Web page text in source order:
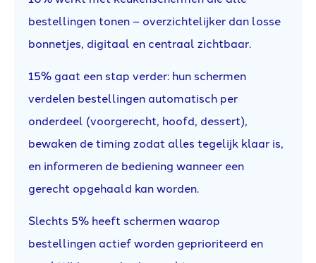
bestellingen tonen – overzichtelijker dan losse
bonnetjes, digitaal en centraal zichtbaar.
15% gaat een stap verder: hun schermen
verdelen bestellingen automatisch per
onderdeel (voorgerecht, hoofd, dessert),
bewaken de timing zodat alles tegelijk klaar is,
en informeren de bediening wanneer een
gerecht opgehaald kan worden.
Slechts 5% heeft schermen waarop
bestellingen actief worden geprioriteerd en